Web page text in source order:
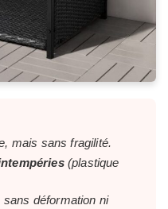
mais sans fragilité.
(plastique
sans déformation ni